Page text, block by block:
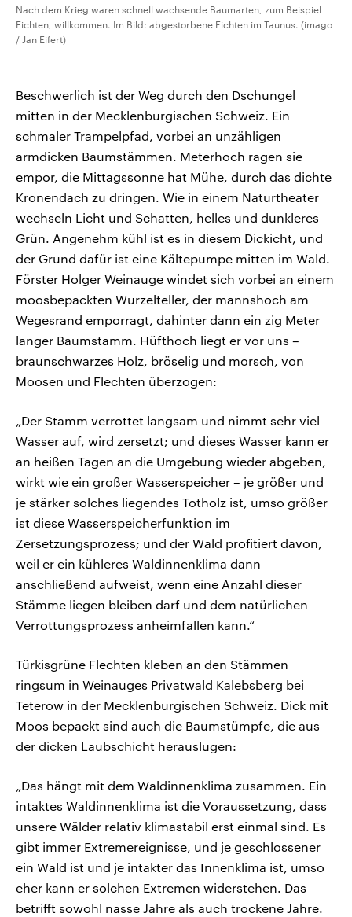
Nach dem Krieg waren schnell wachsende Baumarten, zum Beispiel
Fichten, willkommen. Im Bild: abgestorbene Fichten im Taunus. (imago
/ Jan Eifert)
Beschwerlich ist der Weg durch den Dschungel
mitten in der Mecklenburgischen Schweiz. Ein
schmaler Trampelpfad, vorbei an unzähligen
armdicken Baumstämmen. Meterhoch ragen sie
empor, die Mittagssonne hat Mühe, durch das dichte
Kronendach zu dringen. Wie in einem Naturtheater
wechseln Licht und Schatten, helles und dunkleres
Grün. Angenehm kühl ist es in diesem Dickicht, und
der Grund dafür ist eine Kältepumpe mitten im Wald.
Förster Holger Weinauge windet sich vorbei an einem
moosbepackten Wurzelteller, der mannshoch am
Wegesrand emporragt, dahinter dann ein zig Meter
langer Baumstamm. Hüfthoch liegt er vor uns –
braunschwarzes Holz, bröselig und morsch, von
Moosen und Flechten überzogen:
„Der Stamm verrottet langsam und nimmt sehr viel
Wasser auf, wird zersetzt; und dieses Wasser kann er
an heißen Tagen an die Umgebung wieder abgeben,
wirkt wie ein großer Wasserspeicher – je größer und
je stärker solches liegendes Totholz ist, umso größer
ist diese Wasserspeicherfunktion im
Zersetzungsprozess; und der Wald profitiert davon,
weil er ein kühleres Waldinnenklima dann
anschließend aufweist, wenn eine Anzahl dieser
Stämme liegen bleiben darf und dem natürlichen
Verrottungsprozess anheimfallen kann.“
Türkisgrüne Flechten kleben an den Stämmen
ringsum in Weinauges Privatwald Kalebsberg bei
Teterow in der Mecklenburgischen Schweiz. Dick mit
Moos bepackt sind auch die Baumstümpfe, die aus
der dicken Laubschicht herauslugen:
„Das hängt mit dem Waldinnenklima zusammen. Ein
intaktes Waldinnenklima ist die Voraussetzung, dass
unsere Wälder relativ klimastabil erst einmal sind. Es
gibt immer Extremereignisse, und je geschlossener
ein Wald ist und je intakter das Innenklima ist, umso
eher kann er solchen Extremen widerstehen. Das
betrifft sowohl nasse Jahre als auch trockene Jahre.